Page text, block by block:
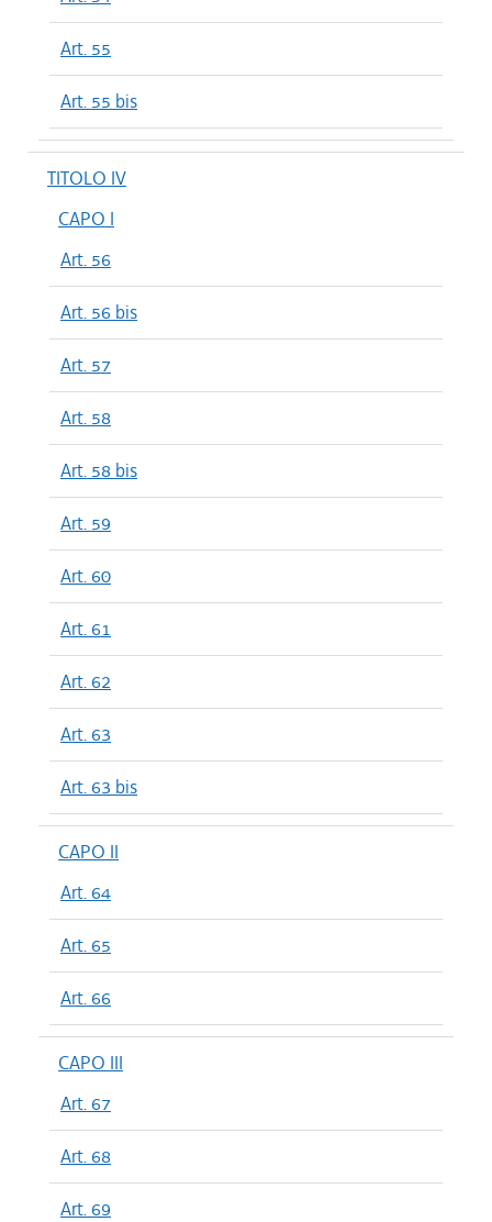
Art. 55
Art. 55 bis
TITOLO IV
CAPO I
Art. 56
Art. 56 bis
Art. 57
Art. 58
Art. 58 bis
Art. 59
Art. 60
Art. 61
Art. 62
Art. 63
Art. 63 bis
CAPO II
Art. 64
Art. 65
Art. 66
CAPO III
Art. 67
Art. 68
Art. 69